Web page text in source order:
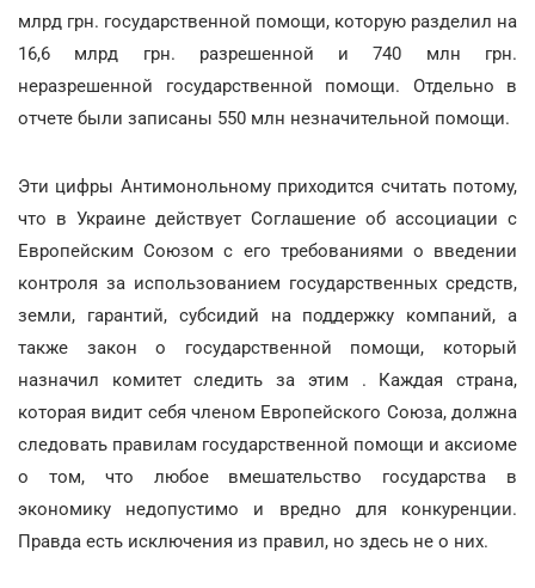
млрд грн. государственной помощи, которую разделил на
16,6 млрд грн. разрешенной и 740 млн грн.
неразрешенной государственной помощи. Отдельно в
отчете были записаны 550 млн незначительной помощи.
Эти цифры Антимонольному приходится считать потому,
что в Украине действует Соглашение об ассоциации с
Европейским Союзом с его требованиями о введении
контроля за использованием государственных средств,
земли, гарантий, субсидий на поддержку компаний, а
также закон о государственной помощи, который
назначил комитет следить за этим . Каждая страна,
которая видит себя членом Европейского Союза, должна
следовать правилам государственной помощи и аксиоме
о том, что любое вмешательство государства в
экономику недопустимо и вредно для конкуренции.
Правда есть исключения из правил, но здесь не о них.